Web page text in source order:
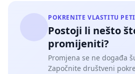
POKRENITE VLASTITU
Postoji li nešto
promijeniti?
Promjena se ne događa
Započnite društveni